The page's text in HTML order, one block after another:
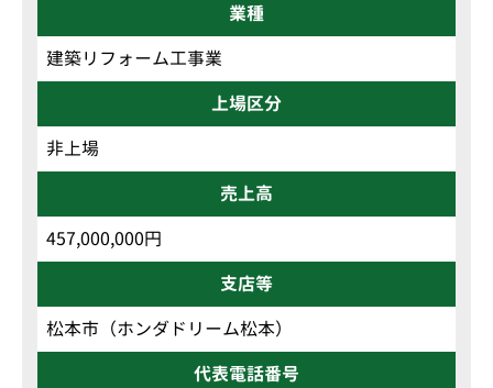
業種
建築リフォーム工事業
上場区分
非上場
売上高
457,000,000円
支店等
松本市（ホンダドリーム松本）
代表電話番号